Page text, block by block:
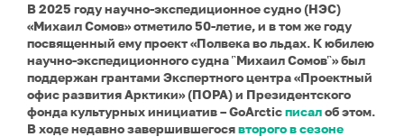
В 2025 году научно-экспедиционное судно (НЭС)
«Михаил Сомов» отметило 50-летие, и в том же году
посвященный ему проект «Полвека во льдах. К юбилею
научно-экспедиционного судна ῝Михаил Сомов῝» был
поддержан грантами Экспертного центра «Проектный
офис развития Арктики» (ПОРА) и Президентского
фонда культурных инициатив – GoArcticписалоб этом.
В ходе недавно завершившегосявторого в сезоне